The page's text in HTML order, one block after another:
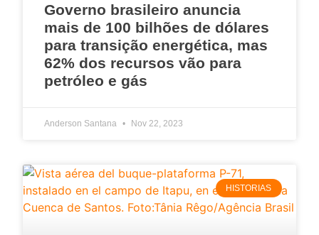
Governo brasileiro anuncia
mais de 100 bilhões de dólares
para transição energética, mas
62% dos recursos vão para
petróleo e gás
Anderson Santana Nov 22, 2023
HISTORIAS